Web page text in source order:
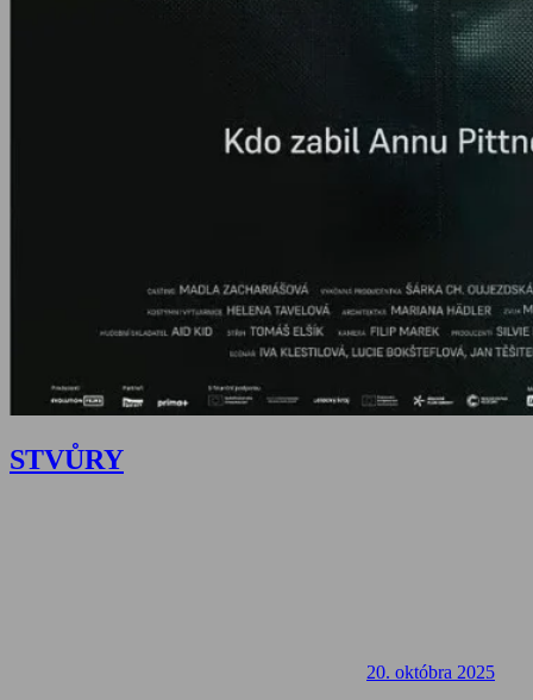
STVŮRY
20. októbra 2025